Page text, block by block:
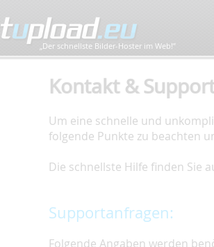
„Der schnellste Bilder-Hoster im Web!”
Kontakt &
Um eine schnelle und
folgende Punkte zu beachten
Die schnellste Hilfe finden Sie
Supportanfragen:
Folgende Angaben werden